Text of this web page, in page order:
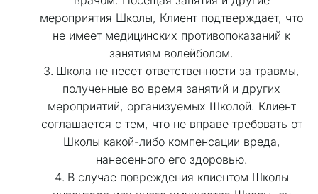
мероприятия Школы, Клиент подтверждает, что
не имеет медицинских противопоказаний к
занятиям волейболом.
Школа не несет ответственности за травмы,
полученные во время занятий и других
мероприятий, организуемых Школой. Клиент
соглашается с тем, что не вправе требовать от
Школы какой-либо компенсации вреда,
нанесенного его здоровью.
В случае повреждения клиентом Школы